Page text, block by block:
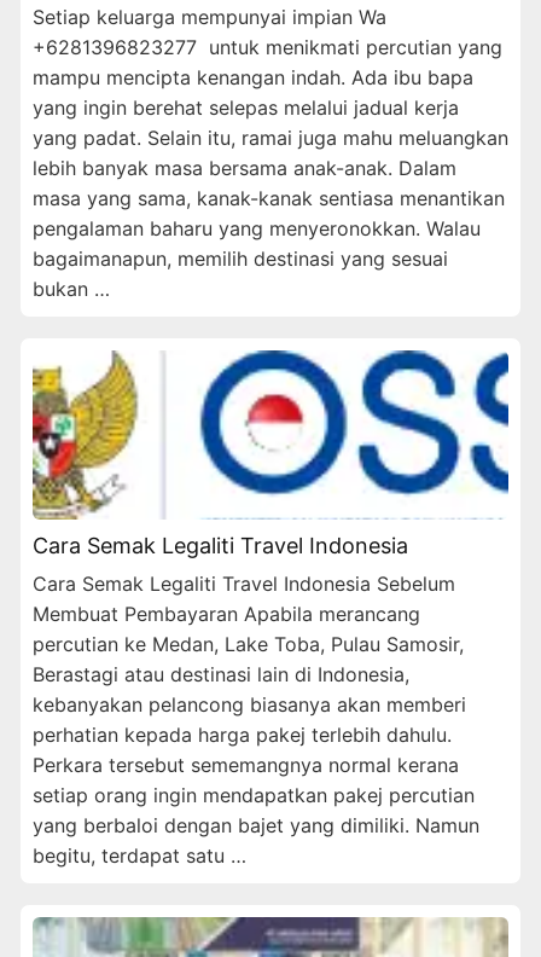
Setiap keluarga mempunyai impian Wa
+6281396823277 untuk menikmati percutian yang
mampu mencipta kenangan indah. Ada ibu bapa
yang ingin berehat selepas melalui jadual kerja
yang padat. Selain itu, ramai juga mahu meluangkan
lebih banyak masa bersama anak-anak. Dalam
masa yang sama, kanak-kanak sentiasa menantikan
pengalaman baharu yang menyeronokkan. Walau
bagaimanapun, memilih destinasi yang sesuai
bukan …
Cara Semak Legaliti Travel Indonesia
Cara Semak Legaliti Travel Indonesia Sebelum
Membuat Pembayaran Apabila merancang
percutian ke Medan, Lake Toba, Pulau Samosir,
Berastagi atau destinasi lain di Indonesia,
kebanyakan pelancong biasanya akan memberi
perhatian kepada harga pakej terlebih dahulu.
Perkara tersebut sememangnya normal kerana
setiap orang ingin mendapatkan pakej percutian
yang berbaloi dengan bajet yang dimiliki. Namun
begitu, terdapat satu …